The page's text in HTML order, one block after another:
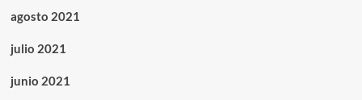
agosto 2021
julio 2021
junio 2021